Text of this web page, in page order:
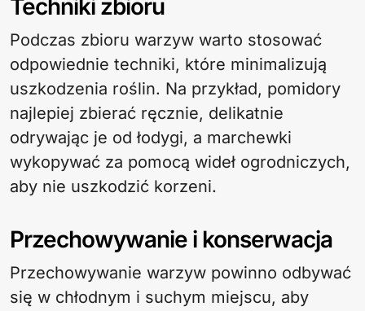
Techniki zbioru
Podczas zbioru warzyw warto stosować
odpowiednie techniki, które minimalizują
uszkodzenia roślin. Na przykład, pomidory
najlepiej zbierać ręcznie, delikatnie
odrywając je od łodygi, a marchewki
wykopywać za pomocą wideł ogrodniczych,
aby nie uszkodzić korzeni.
Przechowywanie i konserwacja
Przechowywanie warzyw powinno odbywać
się w chłodnym i suchym miejscu, aby